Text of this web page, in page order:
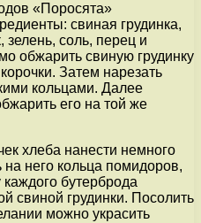
«Поросята»
свиная грудинка,
соль, перец и
обжарить свиную грудинку
Затем нарезать
кольцами. Далее
его на той же
хлеба нанести немного
него кольца помидоров,
бутерброда
свиной грудинки. Посолить
можно украсить